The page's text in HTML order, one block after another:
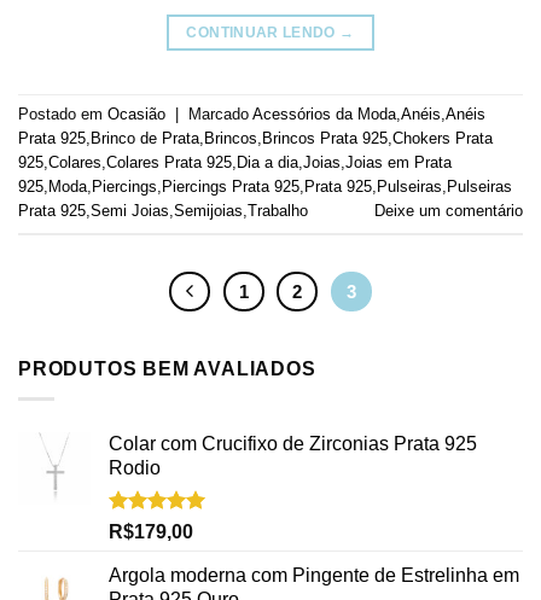
CONTINUAR LENDO →
Postado em Ocasião Marcado Acessórios da Moda Anéis Anéis
Prata 925 Brinco de Prata Brincos Brincos Prata 925 Chokers Prata
925 Colares Colares Prata 925 Dia a dia Joias Joias em Prata
925 Moda Piercings Piercings Prata 925 Prata 925 Pulseiras Pulseiras
Prata 925 Semi Joias Semijoias Trabalho Deixe um comentário
1 2 3
PRODUTOS BEM AVALIADOS
Colar com Crucifixo de Zirconias Prata 925
Rodio
Avaliação
R$179,00
Argola moderna com Pingente de Estrelinha em